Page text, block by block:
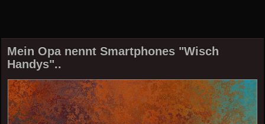
Mein Opa nennt Smartphones "Wisch
Handys"..